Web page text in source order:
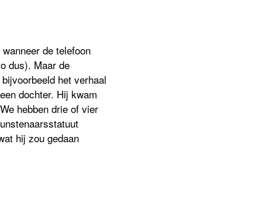
de telefoon
dus). Maar de
het verhaal
dochter. Hij kwam
hebben drie of vier
hij zou gedaan